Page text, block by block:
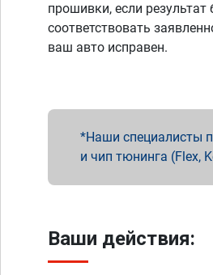
прошивки, если результат
соответствовать
ваш авто исправен.
Наши специалисты
и чип тюнинга (Flex,
Ваши действия: